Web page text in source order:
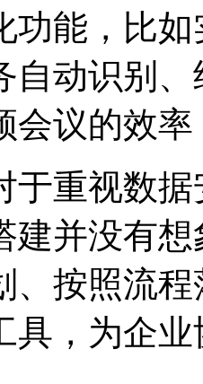
功能，比
自动识别
会议的效
于重视数
建并没有
、按照流
具，为企